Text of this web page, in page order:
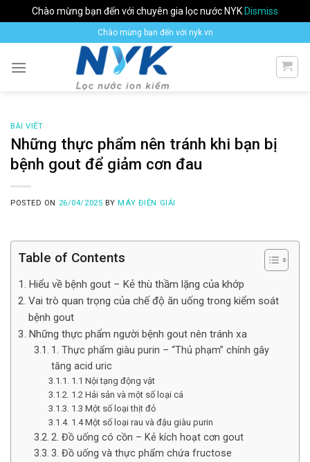
Chào mừng bạn đến với chuyên gia lọc nước NYK Dismiss
to
content
Chào mừng bạn đến với nyk.vn
BÀI VIẾT
Những thực phẩm nên tránh khi bạn bị
bệnh gout để giảm cơn đau
POSTED ON 26/04/2025 BYMÁY ĐIỆN GIẢI
Table of Contents
Hiểu về bệnh gout – Kẻ thù thầm lặng của khớp
Vai trò quan trọng của chế độ ăn uống trong kiểm soát
bệnh gout
Những thực phẩm người bệnh gout nên tránh xa
1. Thực phẩm giàu purin – “Thủ phạm” chính gây
tăng acid uric
1.1 Nội tạng động vật
1.2 Hải sản và một số loại cá
1.3 Một số loại thịt đỏ
1.4 Một số loại rau và đậu giàu purin
2. Đồ uống có cồn – Kẻ kích hoạt cơn gout
3. Đồ uống và thực phẩm chứa fructose